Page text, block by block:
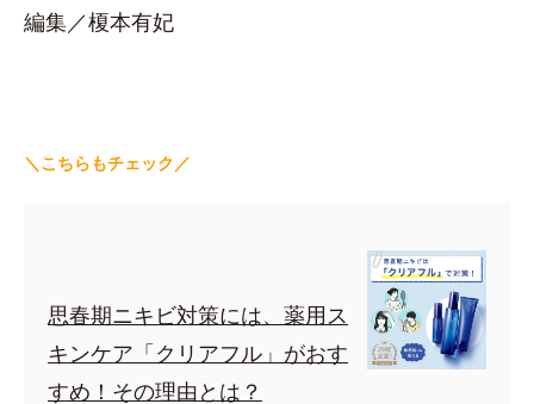
編集／榎本有妃
＼こちらもチェック／
思春期ニキビ対策には、薬用ス
キンケア「クリアフル」がおす
すめ！その理由とは？